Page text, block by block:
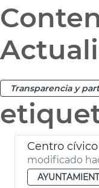
Transparencia y
Centro
modificado